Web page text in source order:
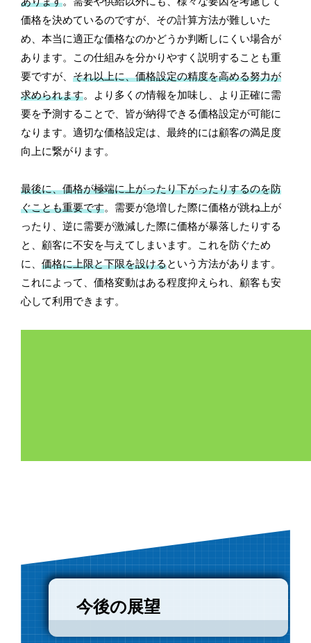
価格を決めているのですが、その計算方法が難しいた
め、本当に適正な価格なのかどうか判断しにくい場合が
あります。この仕組みを分かりやすく説明することも重
要ですが、それ以上に、価格設定の精度を高める努力が
求められます。より多くの情報を加味し、より正確に需
要を予測することで、皆が納得できる価格設定が可能に
なります。適切な価格設定は、最終的には顧客の満足度
向上に繋がります。
最後に、価格が極端に上がったり下がったりするのを防
ぐことも重要です。需要が急増した際に価格が跳ね上が
ったり、逆に需要が激減した際に価格が暴落したりする
と、顧客に不安を与えてしまいます。これを防ぐため
に、価格に上限と下限を設けるという方法があります。
これによって、価格変動はある程度抑えられ、顧客も安
心して利用できます。
今後の展望